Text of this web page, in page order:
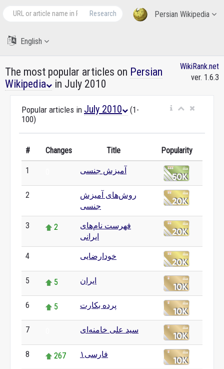
Persian Wikipedia
Research
English
The most popular articles on Persian
Wikipedia
in July 2010
WikiRank.net
ver. 1.6.3
Popular articles in July 2010
(1-
100)
# Changes Title Popularity
1 آمیزش جنسی
2
روش‌های آمیزش
جنسی
3 2
فهرست نام‌های
ایرانی
4 خودارضایی
5 5 ایران
6 5 پرده بکارت
7 سید علی خامنه‌ای
8 267 فارسی۱